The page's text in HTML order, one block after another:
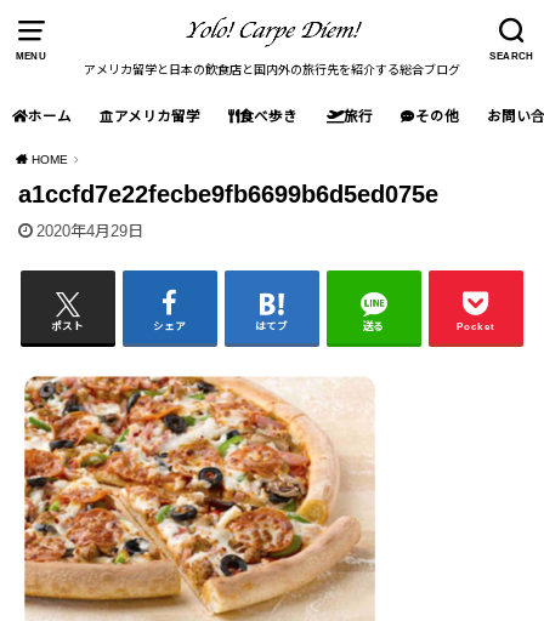
MENU SEARCH
アメリカ留学と日本の飲食店と国内外の旅行先を紹介する総合ブログ
ホーム アメリカ留学 食べ歩き 旅行 その他 お問い
HOME
a1ccfd7e22fecbe9fb6699b6d5ed075e
2020年4月29日
ポスト シェア はてブ 送る Pocket